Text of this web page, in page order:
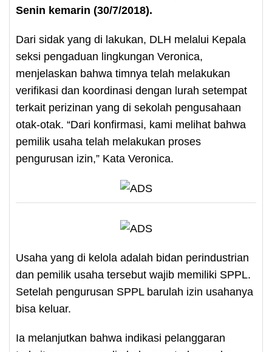
Senin kemarin (30/7/2018).
Dari sidak yang di lakukan, DLH melalui Kepala
seksi pengaduan lingkungan Veronica,
menjelaskan bahwa timnya telah melakukan
verifikasi dan koordinasi dengan lurah setempat
terkait perizinan yang di sekolah pengusahaan
otak-otak. “Dari konfirmasi, kami melihat bahwa
pemilik usaha telah melakukan proses
pengurusan izin,” Kata Veronica.
Usaha yang di kelola adalah bidan perindustrian
dan pemilik usaha tersebut wajib memiliki SPPL.
Setelah pengurusan SPPL barulah izin usahanya
bisa keluar.
Ia melanjutkan bahwa indikasi pelanggaran